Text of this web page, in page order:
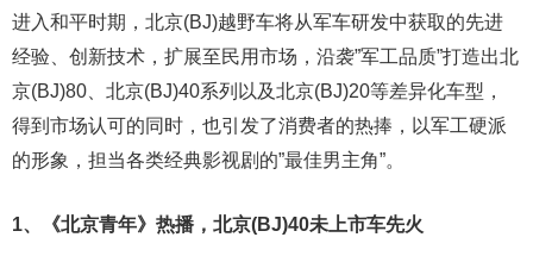
进入和平时期，北京(BJ)越野车将从军车研发中获取的先进
经验、创新技术，扩展至民用市场，沿袭”军工品质”打造出北
京(BJ)80、北京(BJ)40系列以及北京(BJ)20等差异化车型，
得到市场认可的同时，也引发了消费者的热捧，以军工硬派
的形象，担当各类经典影视剧的”最佳男主角”。
1、《北京青年》热播，北京(BJ)40未上市车先火